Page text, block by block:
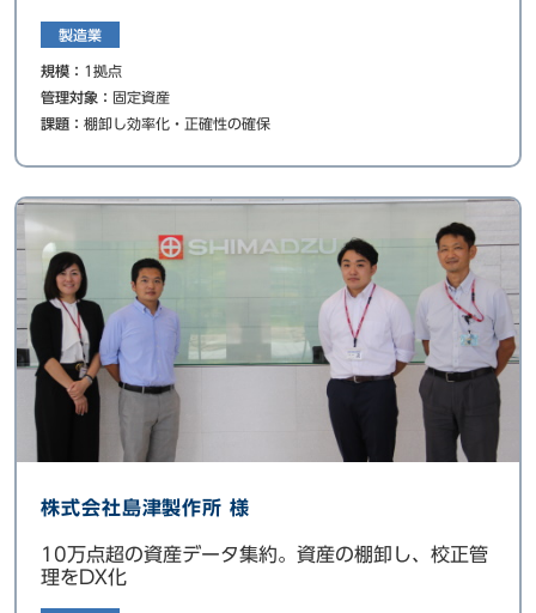
製造業
規模： 1拠点
管理対象： 固定資産
課題： 棚卸し効率化・正確性の確保
株式会社島津製作所 様
10万点超の資産データ集約。資産の棚卸し、校正管
理をDX化